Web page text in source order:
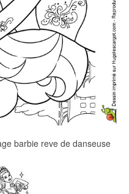
barbie reve de danseuse